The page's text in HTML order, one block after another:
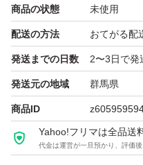
商品の状態 未使用
配送の方法 おてがる配
発送までの日数 2〜3日で発
発送元の地域 群馬県
商品ID
Yahoo!フリマは全品送
代金は運営が一旦預かり、評価